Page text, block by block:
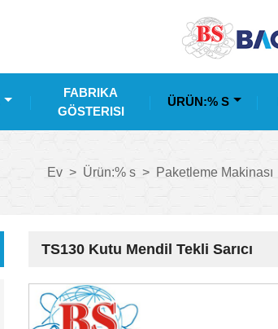
FABRIKA
GÖSTERISI
ÜRÜN:% S
Ev > Ürün:% s > Paketleme Makinası
TS130 Kutu Mendil Tekli Sarıcı